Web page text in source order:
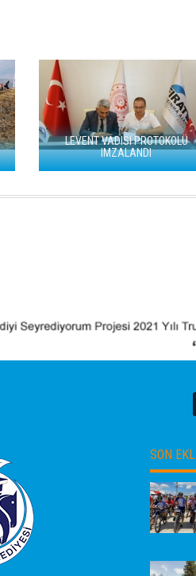
LEVENT VADISI PROTOKOLÜ
IMZALANDI
SON